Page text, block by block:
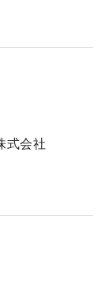
式会社